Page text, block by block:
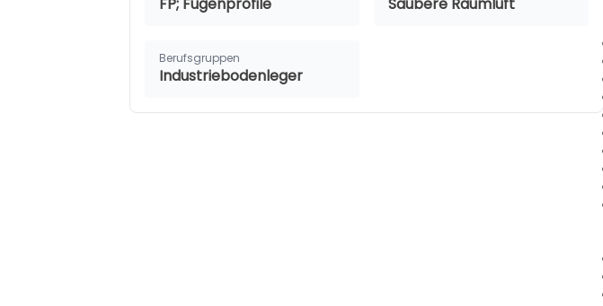
FP; Fugenprofile Saubere Raumluft
Berufsgruppen
Industriebodenleger